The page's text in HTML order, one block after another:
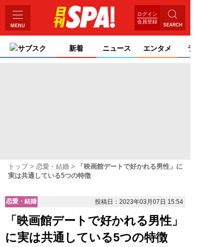
ログイン
会員登録
サブスク 新着 ニュース エンタメ ライ
トップ 恋愛・結婚
「映画館デートで好かれる男性」に
実は共通している5つの特徴
恋愛・結婚 投稿日：2023年03月07日 15:54
「映画館デートで好かれる男性」
に実は共通している5つの特徴